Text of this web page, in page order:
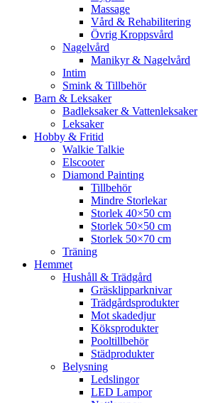
Massage
Vård & Rehabilitering
Övrig Kroppsvård
Nagelvård
Manikyr & Nagelvård
Intim
Smink & Tillbehör
Barn & Leksaker
Badleksaker & Vattenleksaker
Leksaker
Hobby & Fritid
Walkie Talkie
Elscooter
Diamond Painting
Tillbehör
Mindre Storlekar
Storlek 40×50 cm
Storlek 50×50 cm
Storlek 50×70 cm
Träning
Hemmet
Hushåll & Trädgård
Gräsklipparknivar
Trädgårdsprodukter
Mot skadedjur
Köksprodukter
Pooltillbehör
Städprodukter
Belysning
Ledslingor
LED Lampor